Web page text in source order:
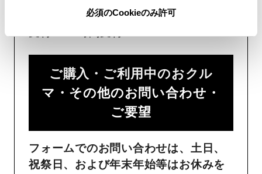
必須のCookieのみ許可
フォームでお問い合わせ
ご購入・ご利用中のおクル
マ・その他のお問い合わせ・
ご要望​
フォームでのお問い合わせは、土日、
祝祭日、および年末年始等はお休みを